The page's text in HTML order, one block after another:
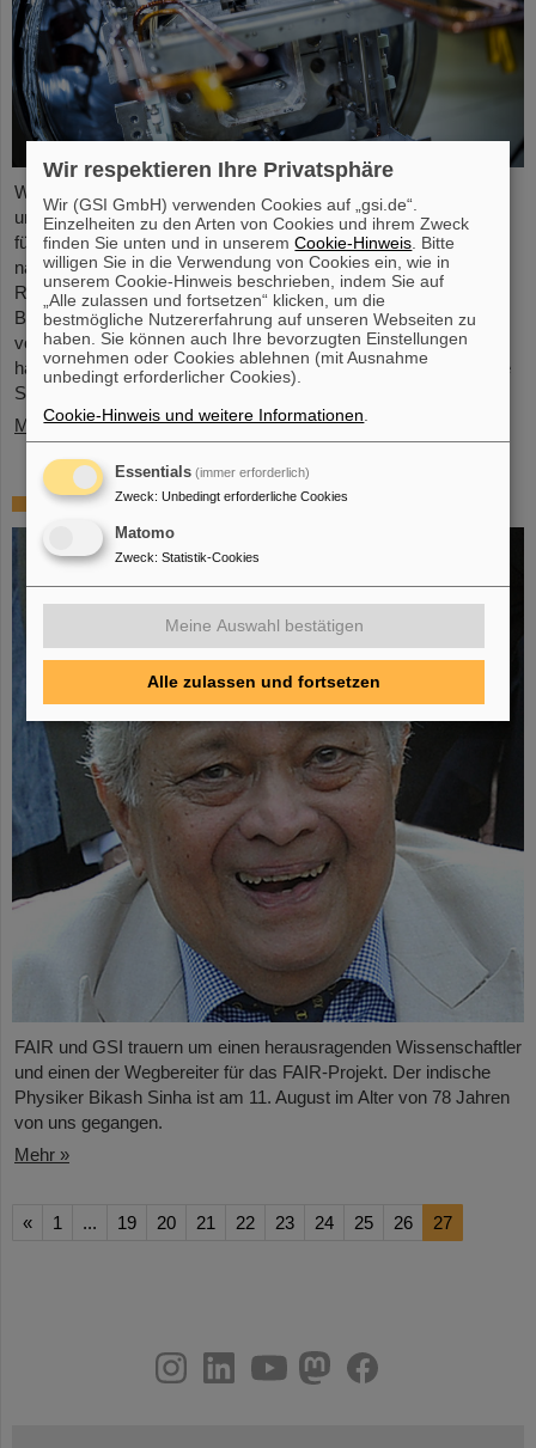
Während die Rohbauarbeiten auf dem Baufeld voranschreiten
und die Entwicklung und Fertigung der Hightech-Komponenten
für das künftige Beschleunigerzentrum FAIR läuft, werden die
nächsten entscheidenden Weichen für den großen FAIR-
Ringbeschleuniger SIS100 gestellt: Die Montage der
Beschleunigermaschine in den neu errichteten Gebäuden wird
vorbereitet, der Endspurt Richtung Installationsstart des SIS100
hat begonnen. Die Verantwortlichen der zuständigen Teilprojekte
SIS100/SIS18 und SMG (Site…
Mehr »
Trauer um Bikash Sinha
FAIR und GSI trauern um einen herausragenden Wissenschaftler
und einen der Wegbereiter für das FAIR-Projekt. Der indische
Physiker Bikash Sinha ist am 11. August im Alter von 78 Jahren
von uns gegangen.
Mehr »
« 1 ... 19 20 21 22 23 24 25 26 27
youtube
helmholtz.social
facebook
Wir respektieren Ihre Privatsphäre
Wir (GSI GmbH) verwenden Cookies auf „gsi.de“.
Einzelheiten zu den Arten von Cookies und ihrem Zweck
finden Sie unten und in unseremCookie-Hinweis . Bitte
willigen Sie in die Verwendung von Cookies ein, wie in
unserem Cookie-Hinweis beschrieben, indem Sie auf
„Alle zulassen und fortsetzen“ klicken, um die
bestmögliche Nutzererfahrung auf unseren Webseiten zu
haben. Sie können auch Ihre bevorzugten Einstellungen
vornehmen oder Cookies ablehnen (mit Ausnahme
unbedingt erforderlicher Cookies).
Cookie-Hinweis und weitere Informationen
Essentials (immer erforderlich)
Zweck: Unbedingt erforderliche Cookies
Matomo
Zweck: Statistik-Cookies
Meine Auswahl bestätigen
Alle zulassen und fortsetzen